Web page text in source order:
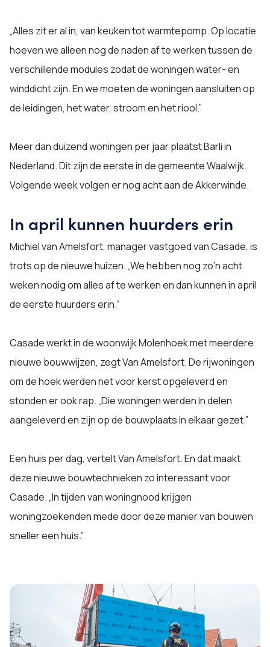
„Alles zit er al in, van keuken tot warmtepomp. Op locatie
hoeven we alleen nog de naden af te werken tussen de
verschillende modules zodat de woningen water- en
winddicht zijn. En we moeten de woningen aansluiten op
de leidingen, het water, stroom en het riool.”
Meer dan duizend woningen per jaar plaatst Barli in
Nederland. Dit zijn de eerste in de gemeente Waalwijk.
Volgende week volgen er nog acht aan de Akkerwinde.
In april kunnen huurders erin
Michiel van Amelsfort, manager vastgoed van Casade, is
trots op de nieuwe huizen. „We hebben nog zo’n acht
weken nodig om alles af te werken en dan kunnen in april
de eerste huurders erin.”
Casade werkt in de woonwijk Molenhoek met meerdere
nieuwe bouwwijzen, zegt Van Amelsfort. De rijwoningen
om de hoek werden net voor kerst opgeleverd en
stonden er ook rap. „Die woningen werden in delen
aangeleverd en zijn op de bouwplaats in elkaar gezet.”
Een huis per dag, vertelt Van Amelsfort. En dat maakt
deze nieuwe bouwtechnieken zo interessant voor
Casade. „In tijden van woningnood krijgen
woningzoekenden mede door deze manier van bouwen
sneller een huis.”